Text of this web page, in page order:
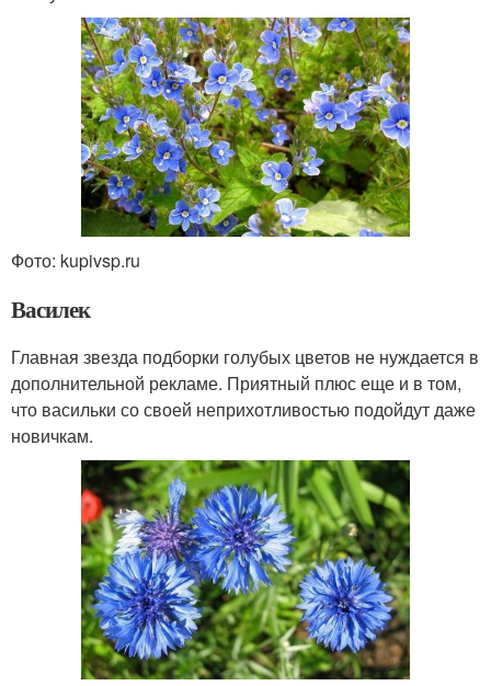
Фото: kupivsp.ru
Василек
Главная звезда подборки голубых цветов не нуждается в
дополнительной рекламе. Приятный плюс еще и в том,
что васильки со своей неприхотливостью подойдут даже
новичкам.